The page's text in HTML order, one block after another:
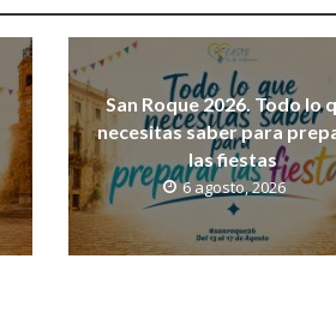
San Roque 2026. Todo lo
necesitas saber para
las fiestas
6 agosto, 2026